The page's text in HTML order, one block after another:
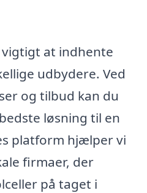
at indhente
udbydere. Ved
og tilbud kan du
løsning til en
platform hjælper vi
firmaer, der
på taget i